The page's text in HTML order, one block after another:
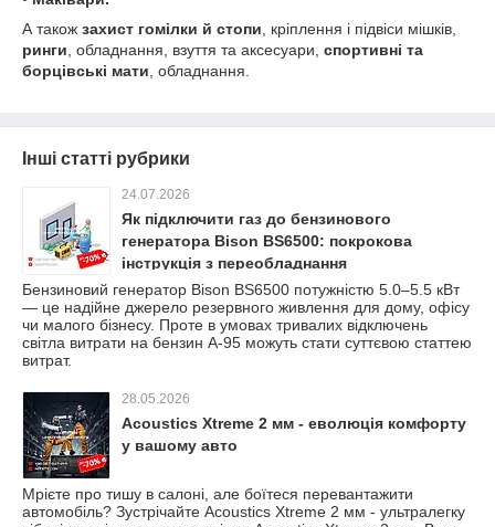
А також захист гомілки й стопи , кріплення і підвіси мішків,
ринги , обладнання, взуття та аксесуари, спортивні та
борцівські мати , обладнання.
Інші статті рубрики
24.07.2026
Як підключити газ до бензинового
генератора Bison BS6500: покрокова
інструкція з переобладнання
Бензиновий генератор Bison BS6500 потужністю 5.0–5.5 кВт
— це надійне джерело резервного живлення для дому, офісу
чи малого бізнесу. Проте в умовах тривалих відключень
світла витрати на бензин А-95 можуть стати суттєвою статтею
витрат.
28.05.2026
Acoustics Xtreme 2 мм - еволюція комфорту
у вашому авто
Мрієте про тишу в салоні, але боїтеся перевантажити
автомобіль? Зустрічайте Acoustics Xtreme 2 мм - ультралегку